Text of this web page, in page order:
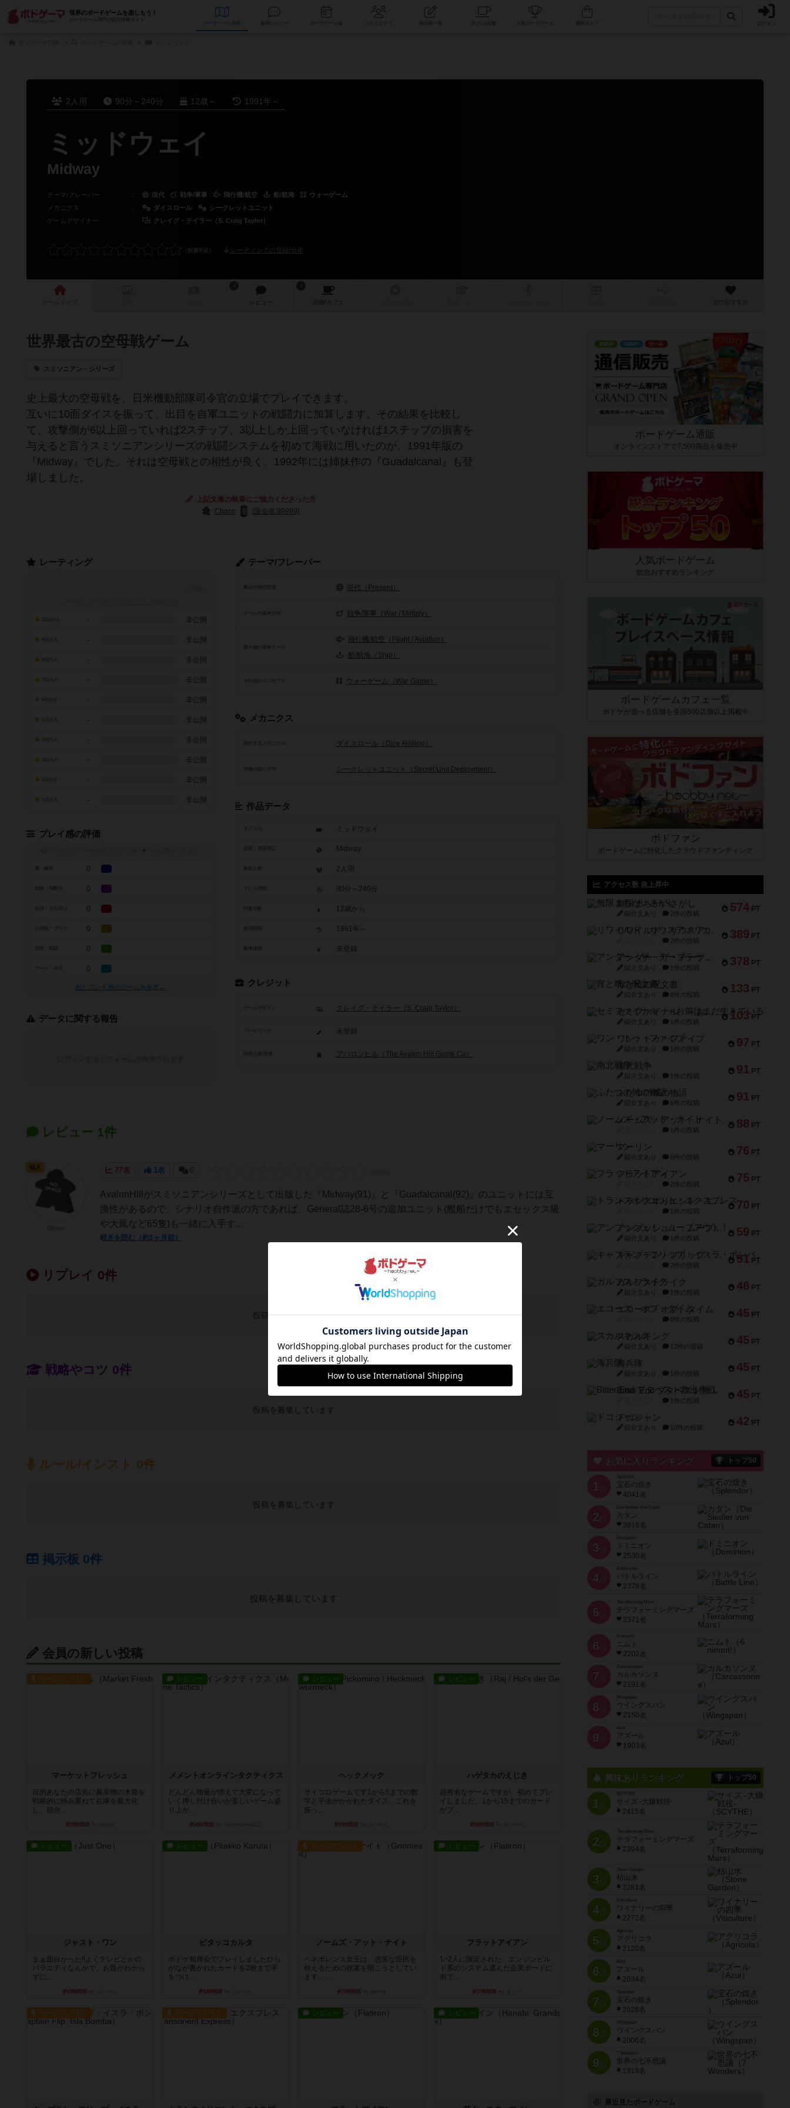
世界のボードゲームを楽しもう！
ボードゲーム専門の総合情報サイト
データベース コミュニティ 人気ボードゲーム ログイン
2人用 90分～240分 12歳～ 1991年～
ミッドウェイ
Midway
テーマ/フレーバー ： 現代 戦争/軍事 飛行機/航空 船/航海
ウォーゲーム
メカニクス
： ダイスロール
シークレットユニット
ゲームデザイナー
： クレイグ・テイラー（S. Craig Taylor）
レーティングの登録/分布
ゲーム レビュー 店舗/ カフェ 次のおすすめ
世界最古の空母戦ゲーム
スミソニアン・シリーズ
史上最大の空母戦を、日米機動部隊司令官の立場でプレイできます。
互いに10面ダイスを振って、出目を自軍ユニットの戦闘力に加算します。その結果を比較し
て、攻撃側が6以上回っていれば2ステップ、3以上しか上回っていなければ1ステップの損害を
与えると言うスミソニアンシリーズの戦闘システムを初めて海戦に用いたのが、1991年版の
『Midway』でした。それは空母戦との相性が良く、1992年には姉妹作の『Guadalcanal』も登
場しました。
上記文章の執筆にご協力くださった方
Chaco
[退会者:99999]
テーマ/フレーバー
舞台の時代背景 現代（Present）
ゲームの基本目的 戦争/軍事（War / Militaly）
乗り物が基本テーマ
飛行機/航空（Flight / Aviation）
船/航海（Ship）
その他のコンセプト ウォーゲーム（War Game）
メカニクス
頻出するメカニクス ダイスロール（Dice Rolling）
シークレットユニット（Secret Unit Deployment）
作品データ
タイトル ミッドウェイ
Midway
参加人数 2人用
90分～240分
12歳から
1991年～
参考価格 未登録
クレジット
ゲームデザイン クレイグ・テイラー（S. Craig Taylor）
アートワーク 未登録
アバロンヒル（The Avalon Hill Game Co）
レーティング
- 非公開
- 非公開
- 非公開
7点の人 - 非公開
- 非公開
- 非公開
- 非公開
- 非公開
- 非公開
- 非公開
プレイ感の評価
※
0
戦略・判断力 0
0
0
0
アート・外見 0
似たプレイ感のゲームを探す→
データに関する報告
レビュー 1件
77名 1名 0
AvalonHillがスミソニアンシリーズとして出版した『Midway(91)』と『Guadalcanal(92)』のユニットには互
換性があるので、シナリオ自作派の方であれば、General誌28-6号の追加ユニット(艦船だけでもエセックス級
や大鳳など65隻)も一緒に入手す...
続きを読む（約1ヶ月前）
仙人
リプレイ 0件
投稿を募集しています
戦略やコツ 0件
投稿を募集しています
ルール/インスト 0件
投稿を募集しています
掲示板 0件
投稿を募集しています
会員の新しい投稿
ルール/インスト
マーケットフレッシュ
目的あなたの店先に農産物の木箱を
戦略的に積み重ねて在庫を最大化
し、競合...
約3時間前
レビュー
メメントオンラインタクティクス
どんどん物量が増えて大変になって
いく押し付け合いが楽しいゲーム盛
り上が...
約4時間前
レビュー
ヘックメック
サイコロゲームです1から5までの数
字と芋虫がかかれたダイス。これを
振っ...
約5時間前
レビュー
ハゲタカのえじき
超有名なゲームですが、初めてプレ
イしました。1から15までのカード
がプ...
約6時間前
レビュー
ジャスト・ワン
まぁ面白かった‼️よくテレビとかの
バラエティなんかで、お題がわから
ずに...
約6時間前
レビュー
ピタッコカルタ
ボドゲ相席会でプレイしましたひら
がなが書かれたカードを2枚まで手
をつけ...
約6時間前
ルール/インスト
ノームズ・アット・ナイト
ベネボレンス女王は、忠実な臣民を
称えるための祝宴を開こうとしてい
ます。...
約7時間前
レビュー
フラットアイアン
1~2人に限定された、エンジンビル
ド系のシステム選んだ企業ボードに
街で...
約7時間前
ルール/インスト ルール/インスト レビュー レビュー
ボードゲーム通販
オンラインストアで7,500商品を販売中
人気ボードゲーム
総合おすすめランキング
ボードゲームカフェ一覧
ボドゲが遊べる店舗を全国500店舗以上掲載中
ボドファン
ボードゲームに特化したクラウドファンディング
アクセス数 急上昇中
574 PT
無限まちがいさがし
紹介文あり 2件の投稿
389 PT
リワイルド：サウスアメリカ
2件の投稿
378 PT
アンダー・ザ・テーブラー
紹介文あり 1件の投稿
133 PT
宵と暁の呪文書
紹介文あり 8件の投稿
103 PT
セミファイナル ～お前はまだ生きている～
紹介文あり 1件の投稿
97 PT
ワン・トゥ・ファイブ
紹介文あり 1件の投稿
91 PT
南北戦争
紹介文あり 1件の投稿
91 PT
ふたつの城の物語
紹介文あり 6件の投稿
88 PT
ノームズ・アット・ナイト
1件の投稿
76 PT
マーリン
紹介文あり 6件の投稿
75 PT
フラットアイアン
2件の投稿
70 PT
トランスオリエント・エクスプレス
1件の投稿
59 PT
アンブッシュ！：ムーブアウト！
紹介文あり 1件の投稿
51 PT
キャプテン・フリップ：イスラ・ボンバ
2件の投稿
46 PT
ガルフストライク
紹介文あり 1件の投稿
45 PT
エコーズ・オブ・タイム
8件の投稿
45 PT
スカルキング
紹介文あり 12件の投稿
45 PT
海兵隊
紹介文あり 1件の投稿
45 PT
Bitter End ブタペスト救出作戦
1件の投稿
42 PT
ドコジャン
紹介文あり 10件の投稿
お気に入りランキング トップ50
1 位
宝石の煌き
4041名
2 位
Die Siedler von Catan
カタン
3616名
3 位
ドミニオン
2530名
4位
Battle Line
バトルライン
2378名
5 位
Terraforming Mars
テラフォーミングマーズ
2371名
6 位
ニムト
2202名
7 位
Carcassonne
カルカソンヌ
2191名
8 位
Wingspan
ウイングスパン
2150名
9 位
Azul
アズール
1903名
興味ありランキング トップ50
1位
SCYTHE
サイズ -大鎌戦役-
2415名
2位
Terraforming Mars
テラフォーミングマーズ
2394名
3位
Stone Garden
枯山水
2281名
4位
Viticulture
ワイナリーの四季
2272名
5位
Agricola
アグリコラ
2120名
6位
Azul
アズール
2034名
7位
宝石の煌き
2028名
8位
Wingspan
ウイングスパン
2006名
9位
7 Wonders
世界の七不思議
1919名
最近見たボードゲーム